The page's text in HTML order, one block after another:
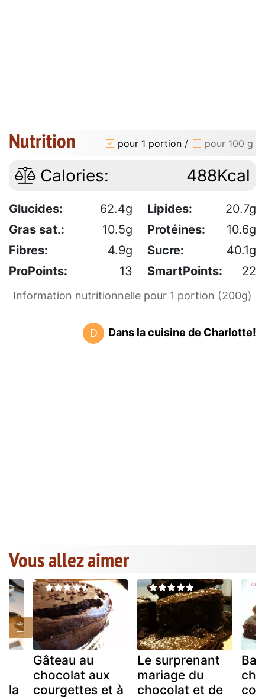
Nutrition pour 1 portion / pour 100 g
Calories: 488Kcal
Glucides: 62.4g Lipides:
20.7g
Gras sat.:
10.5g Protéines:
10.6g
Fibres:
4.9g Sucre:
40.1g
ProPoints:
13 SmartPoints: 22
Information nutritionnelle pour 1 portion (200g)
D Dans la cuisine de Charlotte!
Vous allez aimer
la
Gâteau au
chocolat aux
courgettes et à
Le surprenant
mariage du
chocolat et de